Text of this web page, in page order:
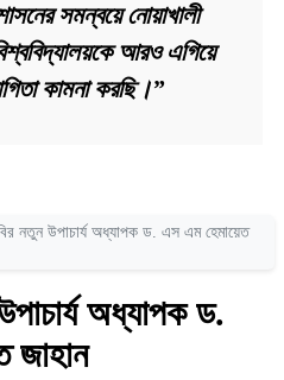
সমন্বয়ে নোয়াখালী
আরও এগিয়ে
কামনা করছি।”
নতুন উপাচার্য অধ্যাপক ড. এস এম হেমায়েত
অধ্যাপক ড.
জাহান